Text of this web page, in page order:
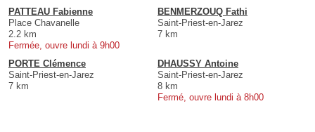
PATTEAU Fabienne
Place Chavanelle
2.2 km
Fermée, ouvre lundi à 9h00
BENMERZOUQ Fathi
Saint-Priest-en-Jarez
7 km
PORTE Clémence
Saint-Priest-en-Jarez
7 km
DHAUSSY Antoine
Saint-Priest-en-Jarez
8 km
Fermé, ouvre lundi à 8h00